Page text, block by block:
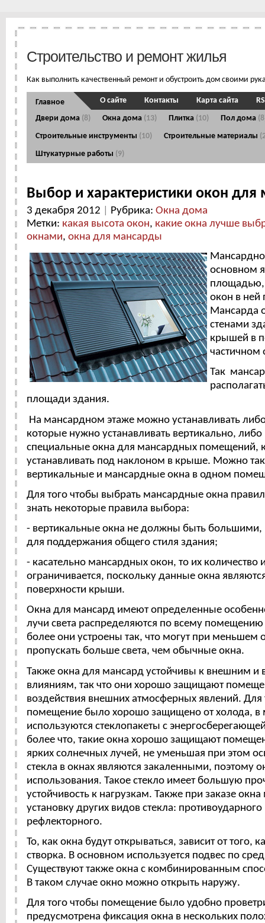
Строительство и ремонт жилья
Как выполнить качественный ремонт и обустроить дом своими
Главное
Двери дома (8) Окна дома (13) Плитка (10) Пол дома
Строительные инструменты (10) Строительные материалы
Штукатурные работы (9)
О сайте Контакты Карта сайта
Выбор и характеристики окон для
3 декабря 2012 Рубрика: Окна дома
Метки: какая высота окон, какие окна лучше
окнами, окна для мансарды
основном
площадью,
окон в ней
Мансарда
стенами
крышей в
частичном
Так
площади здания.
На мансардном этаже можно устанавливать
которые нужно устанавливать вертикально,
специальные окна для мансардных помещений,
устанавливать под наклоном в крыше. Можно
вертикальные и мансардные окна в одном
Для того чтобы выбрать мансардные окна
знать некоторые правила выбора:
- вертикальные окна не должны быть большими,
для поддержания общего стиля здания;
- касательно мансардных окон, то их количество
ограничивается, поскольку данные окна
поверхности крыши.
Окна для мансард имеют определенные
лучи света распределяются по всему
более они устроены так, что могут при меньшем
пропускать больше света, чем обычные окна.
Также окна для мансард устойчивы к внешним и
влияниям, так что они хорошо защищают
воздействия внешних атмосферных явлений. Для
помещение было хорошо защищено от холода, в
используются стеклопакеты с
более что, такие окна хорошо защищают
ярких солнечных лучей, не уменьшая при этом
стекла в окнах являются закаленными, поэтому
использования. Такое стекло имеет большую
устойчивость к нагрузкам. Также при заказе
установку других видов стекла:
рефлекторного.
То, как окна будут открываться, зависит от того,
створка. В основном используется подвес по
Существуют также окна с комбинированным
В таком случае окно можно открыть наружу.
Для того чтобы помещение было удобно
предусмотрена фиксация окна в нескольких